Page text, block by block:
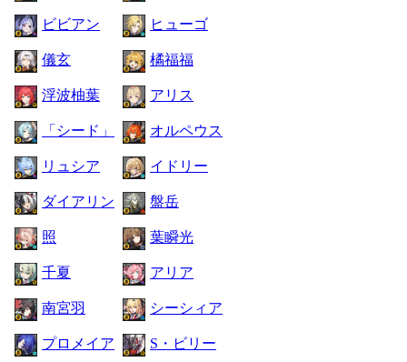
ビビアン ヒューゴ
儀玄 橘福福
浮波柚葉 アリス
「シード」 オルペウス
リュシア イドリー
ダイアリン 盤岳
照 葉瞬光
千夏 アリア
南宮羽 シーシィア
プロメイア S・ビリー